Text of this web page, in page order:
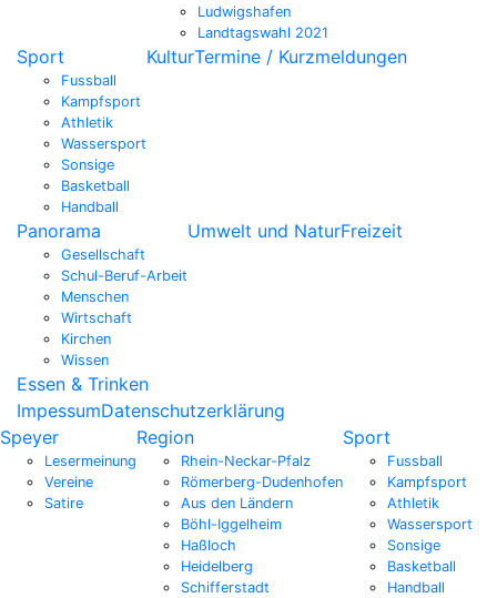
Ludwigshafen
Landtagswahl 2021
Sport
Fussball
Kampfsport
Athletik
Wassersport
Sonsige
Basketball
Handball
KulturTermine / Kurzmeldungen
Panorama
Gesellschaft
Schul-Beruf-Arbeit
Menschen
Wirtschaft
Kirchen
Wissen
Umwelt und NaturFreizeit
Essen & Trinken
ImpessumDatenschutzerklärung
Speyer
Lesermeinung
Vereine
Satire
Region
Rhein-Neckar-Pfalz
Römerberg-Dudenhofen
Aus den Ländern
Böhl-Iggelheim
Haßloch
Heidelberg
Schifferstadt
Sport
Fussball
Kampfsport
Athletik
Wassersport
Sonsige
Basketball
Handball